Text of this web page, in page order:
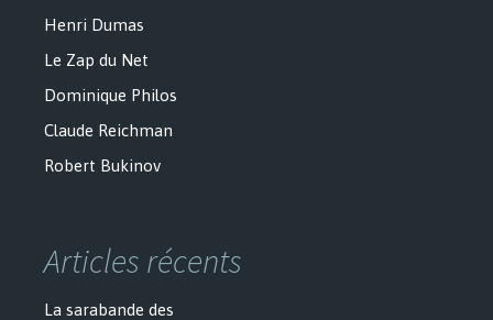
Henri Dumas
Le Zap du Net
Dominique Philos
Claude Reichman
Robert Bukinov
Articles récents
La sarabande des